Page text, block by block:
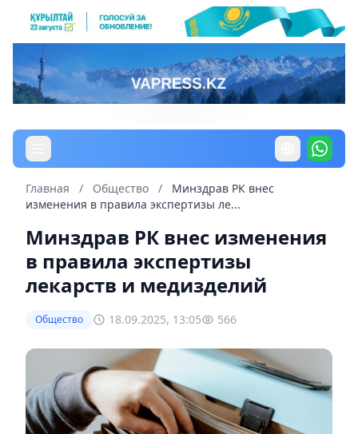
Главная / Общество /
Минздрав РК внес
изменения в правила экспертизы ле...
Минздрав РК внес изменения
в правила экспертизы
лекарств и медизделий
Общество 18.09.2025, 13:05 566